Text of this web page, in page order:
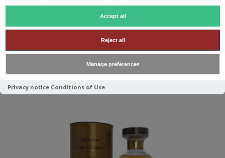
Accept all
Reject all
Manage preferences
Privacy notice Conditions of Use
EDRADOUR